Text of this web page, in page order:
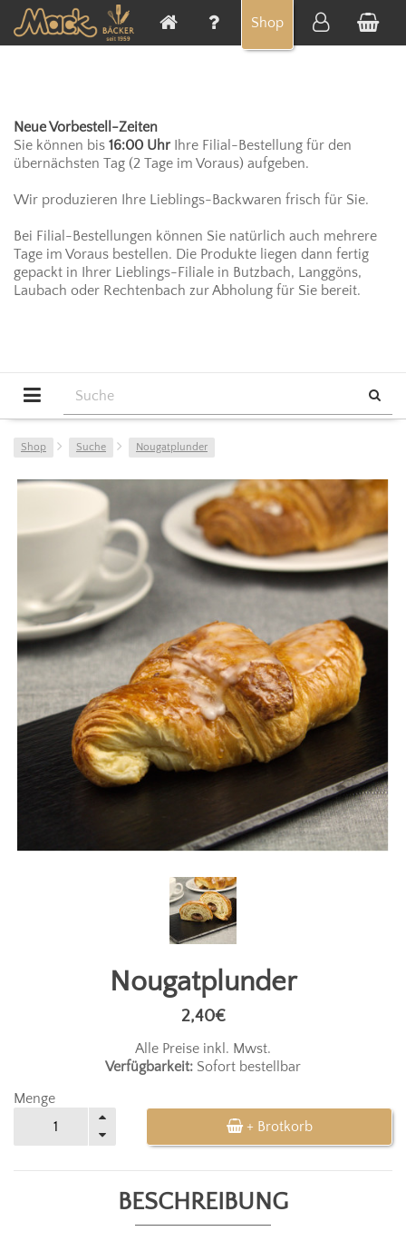
Shop
Neue Vorbestell-Zeiten
Sie können bis 16:00 Uhr Ihre Filial-Bestellung für den
übernächsten Tag (2 Tage im Voraus) aufgeben.
Wir produzieren Ihre Lieblings-Backwaren frisch für Sie.
Bei Filial-Bestellungen können Sie natürlich auch mehrere
Tage im Voraus bestellen. Die Produkte liegen dann fertig
gepackt in Ihrer Lieblings-Filiale in Butzbach, Langgöns,
Laubach oder Rechtenbach zur Abholung für Sie bereit.
Shop Suche Nougatplunder
Nougatplunder
2,40€
Alle Preise inkl. Mwst.
Verfügbarkeit: Sofort bestellbar
Menge
+ Brotkorb
BESCHREIBUNG
Cookie-Einstellungen